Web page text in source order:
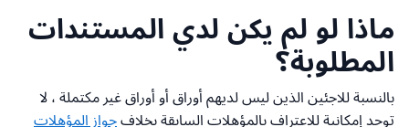
ماذا لو لم يكن لدي المستندات
المطلوبة؟
بالنسبة للاجئين الذين ليس لديهم أوراق أو أوراق غير مكتملة ، لا